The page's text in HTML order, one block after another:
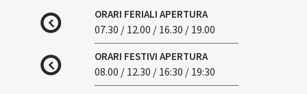
ORARI FERIALI APERTURA
07.30 / 12.00 / 16.30 / 19.00
ORARI FESTIVI APERTURA
08.00 / 12.30 / 16:30 / 19:30